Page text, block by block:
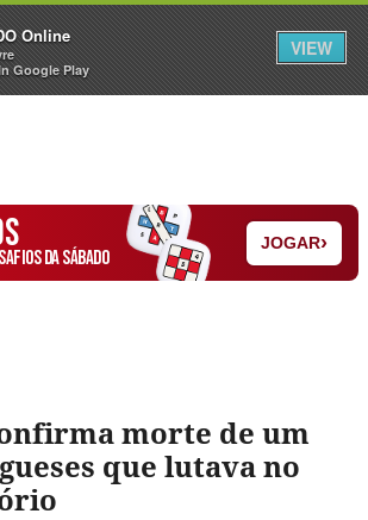
Assine Iniciar Sessão
DA SÁBADO
JOGAR›
morte de um
que lutava no
Online
Google Play
VIEW